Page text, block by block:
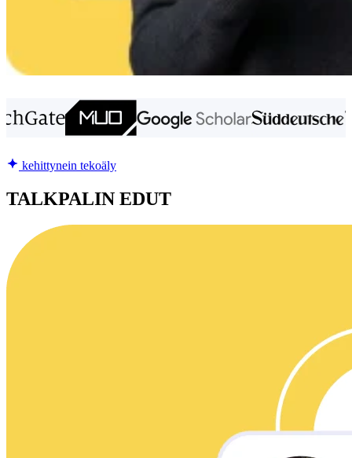
kehittynein tekoäly
TALKPALIN EDUT